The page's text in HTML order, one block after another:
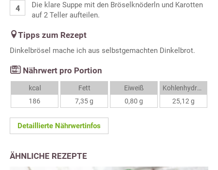
Die klare Suppe mit den Bröselknöderln und Karotten
auf 2 Teller aufteilen.
Tipps zum Rezept
Dinkelbrösel mache ich aus selbstgemachten Dinkelbrot.
Nährwert pro Portion
kcal
186
Fett
7,35 g
Eiweiß
0,80 g
Kohlenhydrate
25,12 g
Detaillierte Nährwertinfos
ÄHNLICHE REZEPTE